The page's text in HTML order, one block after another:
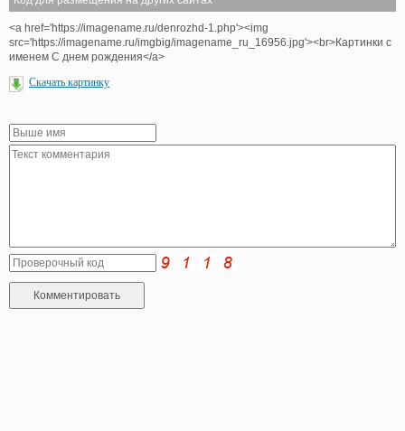
<a href='https://imagename.ru/denrozhd-1.php'><img
src='https://imagename.ru/imgbig/imagename_ru_16956.jpg'><br>Картинки с
именем С днем рождения</a>
Скачать картинку